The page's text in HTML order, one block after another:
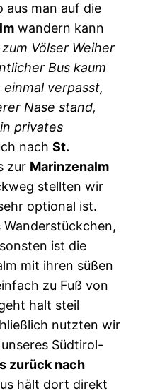
aus man auf die
wandern kann
Völser Weiher
Bus kaum
verpasst,
Nase stand,
privates
nachSt.
zur Marinzenalm
stellten wir
optional ist.
ist die
mit ihren süßen
zu Fuß von
halt steil
nutzten wir
Südtirol-
zurück nach
hält dort direkt